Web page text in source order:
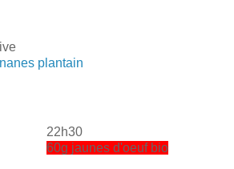
plantain
22h30
60g jaunes d'oeuf bio